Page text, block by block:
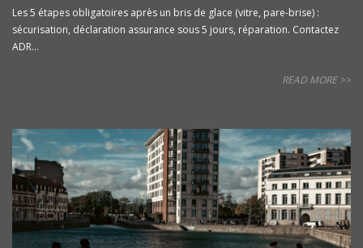
Les 5 étapes obligatoires après un bris de glace (vitre, pare-brise) :
sécurisation, déclaration assurance sous 5 jours, réparation. Contactez
ADR...
READ MORE >>